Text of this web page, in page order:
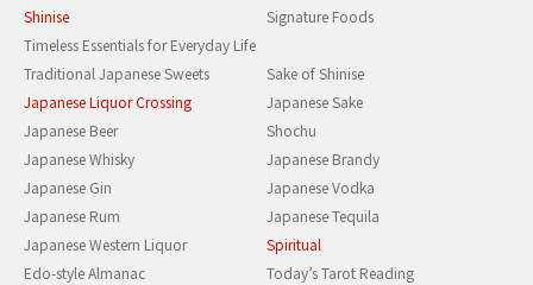
Shinise
Signature Foods
Timeless Essentials for Everyday Life
Traditional Japanese Sweets
Sake of Shinise
Japanese Liquor Crossing
Japanese Sake
Japanese Beer
Shochu
Japanese Whisky
Japanese Brandy
Japanese Gin
Japanese Vodka
Japanese Rum
Japanese Tequila
Japanese Western Liquor
Spiritual
Edo-style Almanac
Today’s Tarot Reading